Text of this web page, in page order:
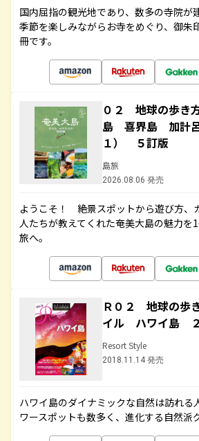
国内屈指の観光地であり、数多の寺院が
季節を楽しみながらお寺をめぐり、御朱
冊です。
０２ 地球の歩
島 喜界島 加計
１） ５訂版
島旅
2026.08.06 発売
ようこそ！ 絶景スポットから遊び方、
人たちが教えてくれた奄美大島の魅力を
旅へ。
Ｒ０２ 地球の歩
イル ハワイ島 ２
Resort Style
2018.11.14 発売
ハワイ島のダイナミックな自然は訪れる
ワースポットも数多く、進化する自然派